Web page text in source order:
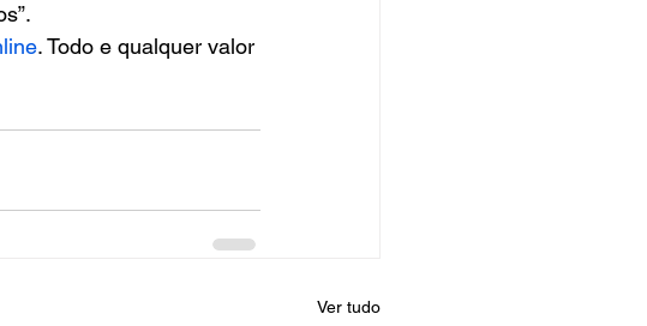
. Todo e qualquer valor
Ver tudo